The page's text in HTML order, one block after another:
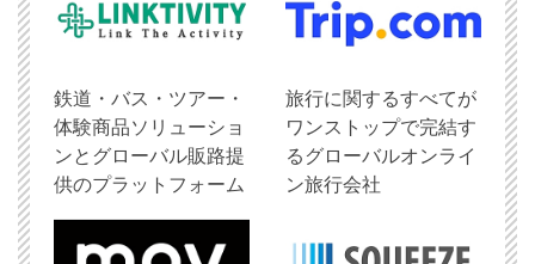
鉄道・バス・ツアー・
体験商品ソリューショ
ンとグローバル販路提
供のプラットフォーム
旅行に関するすべてが
ワンストップで完結す
るグローバルオンライ
ン旅行会社